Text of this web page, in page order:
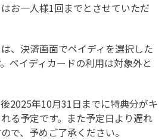
お一人様1回までとさせていただ
、決済画面でペイディを選択した
ペイディカードの利用は対象外と
2025年10月31日までに特典分がキ
る予定です。また予定日より遅れ
で、予めご了承ください。